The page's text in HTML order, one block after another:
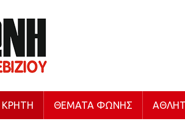
ΚΡΉΤΗ ΘΈΜΑΤΑ ΦΩΝΉΣ